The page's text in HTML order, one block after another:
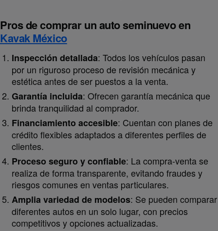
Pros de comprar un auto seminuevo en
Kavak México
Inspección detallada: Todos los vehículos pasan
por un riguroso proceso de revisión mecánica y
estética antes de ser puestos a la venta.
Garantía incluida: Ofrecen garantía mecánica que
brinda tranquilidad al comprador.
Financiamiento accesible: Cuentan con planes de
crédito flexibles adaptados a diferentes perfiles de
clientes.
Proceso seguro y confiable: La compra-venta se
realiza de forma transparente, evitando fraudes y
riesgos comunes en ventas particulares.
Amplia variedad de modelos: Se pueden comparar
diferentes autos en un solo lugar, con precios
competitivos y opciones actualizadas.